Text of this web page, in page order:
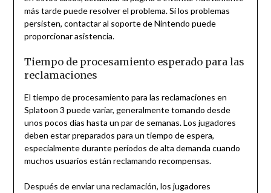
más tarde puede resolver el problema. Si los problemas
persisten, contactar al soporte de Nintendo puede
proporcionar asistencia.
Tiempo de procesamiento esperado para las
reclamaciones
El tiempo de procesamiento para las reclamaciones en
Splatoon 3 puede variar, generalmente tomando desde
unos pocos días hasta un par de semanas. Los jugadores
deben estar preparados para un tiempo de espera,
especialmente durante períodos de alta demanda cuando
muchos usuarios están reclamando recompensas.
Después de enviar una reclamación, los jugadores